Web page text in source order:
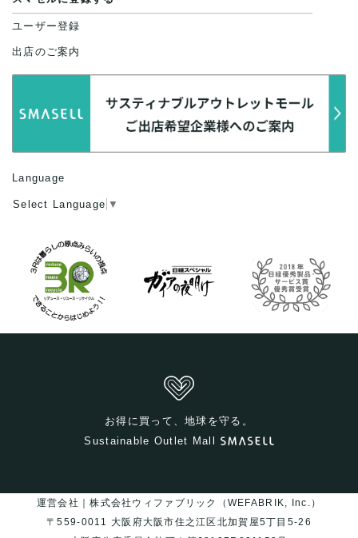
ユーザー登録
出店のご案内
Language
Select Language ▼
お得に買って、地球を守る。
Sustainable Outlet Mall
運営会社｜株式会社ウィファブリック（WEFABRIK, Inc.）
〒559-0011 大阪府大阪市住之江区北加賀屋5丁目5-26